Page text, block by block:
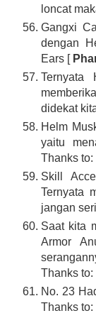
loncat
Gangxi
dengan
Ears [
Ternyata
didekat
Helm
yaitu
Thanks to:
Skill
Ternyata
jangan
Saat kita
Armor
Thanks
No. 23
Thanks to: